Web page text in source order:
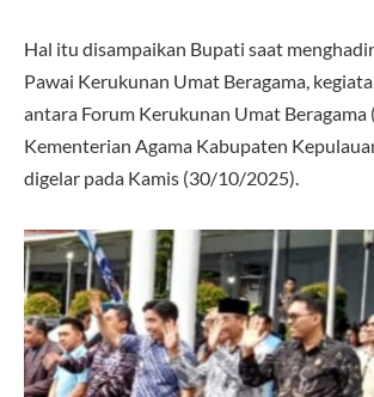
Hal itu disampaikan Bupati saat
Pawai Kerukunan Umat Beragama,
antara Forum Kerukunan Umat Beragama
Kementerian Agama Kabupaten
digelar pada Kamis (30/10/2025).